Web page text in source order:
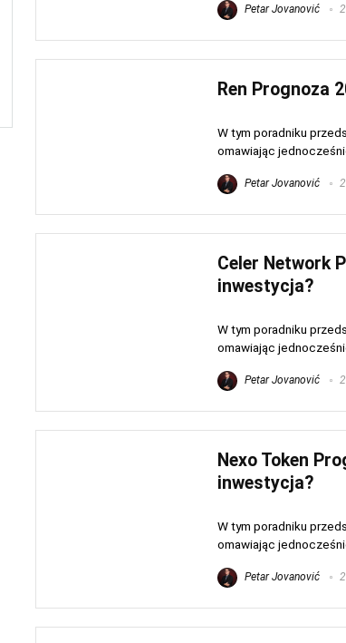
Petar Jovanović
Ren Prognoza
W tym poradniku
omawiając
Petar Jovanović
Celer Network
inwestycja?
W tym poradniku
omawiając
Petar Jovanović
Nexo Token
inwestycja?
W tym poradniku
omawiając
Petar Jovanović